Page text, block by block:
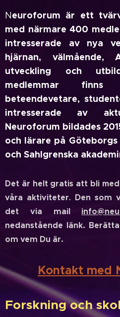
Neuroforum är ett
med närmare 400
intresserade av nya
hjärnan, välmående,
utveckling och
medlemmar finns
beteendevetare,
intresserade av
Neuroforum bildades
och lärare på
och Sahlgrenska
Det är helt gratis att bli
våra aktiviteter. Den som
det via mail
nedanstående länk.
om vem Du är.
Kontakt med
Forskning och